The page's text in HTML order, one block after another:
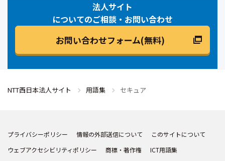
法人サイト
についてのご相談・お問い合わせ
お問い合わせフォーム(無料)
NTT西日本法人サイト 用語集 セキュア
プライバシーポリシー 情報の外部送信について
このサイトについて
ウェブアクセシビリティポリシー
商標・著作権 ICT用語集